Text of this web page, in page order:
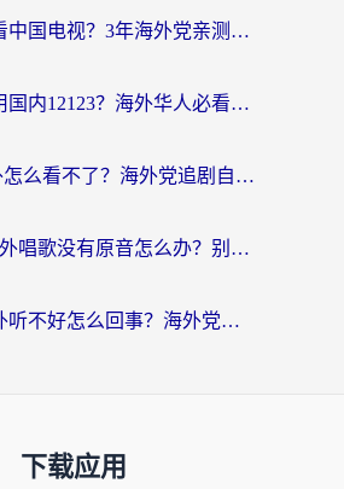
在国外怎样看中国电视？3年海外党亲测有效的追剧加速器指南
国外无法使用国内12123？海外华人必看：选对回国加速器，解决迪拜语音+12123访问难题
韩剧tv在国外怎么看不了？海外党追剧自由的终极解决方案来了
全民k歌在国外唱歌没有原音怎么办？别让地域限制毁了你的麦霸时刻
汽水音乐国外听不好怎么回事？海外党亲测有效的回国加速方案来了
下载应用